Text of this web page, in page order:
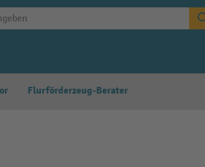
Flurförderzeug-Berater